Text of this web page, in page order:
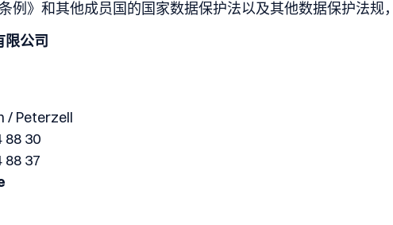
例》和其他成员国的国家数据保护法以及其他数据保护法规
公司
/ Peterzell
88 30
88 37